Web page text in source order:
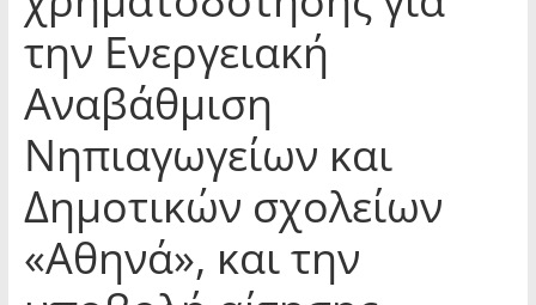
την Ενεργειακή
Αναβάθμιση
Νηπιαγωγείων και
Δημοτικών σχολείων
«Αθηνά», και την